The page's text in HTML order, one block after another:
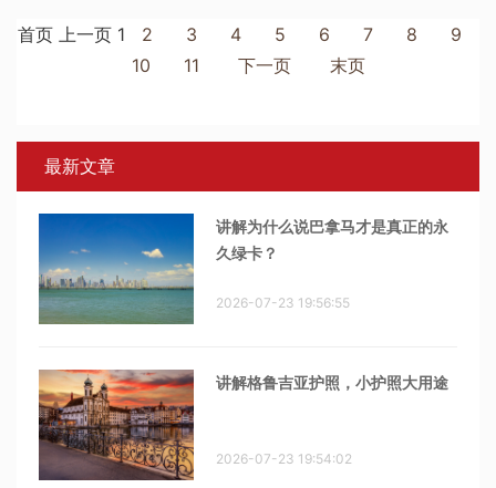
首页 上一页 1 2 3 4 5 6 7 8
9
10
11 下一页 末页
最新文章
讲解为什么说巴拿马才是真正的永
久绿卡？
2026-07-23 19:56:55
讲解格鲁吉亚护照，小护照大用途
2026-07-23 19:54:02